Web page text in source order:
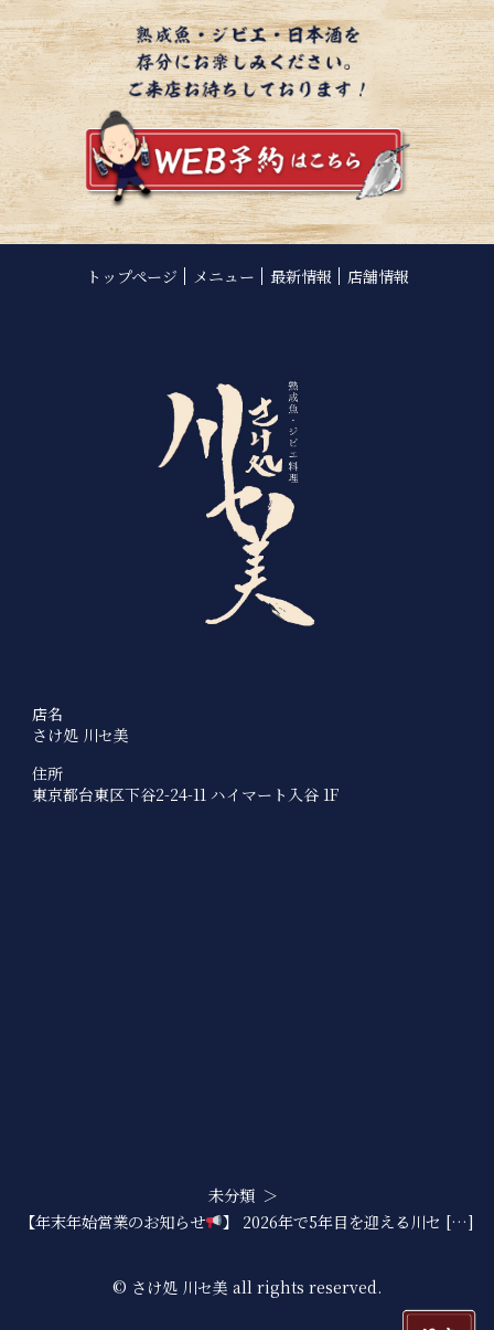
トップページ メニュー 最新情報 店舗情報
店名
さけ処 川セ美
住所
東京都台東区下谷2-24-11 ハイマート入谷 1F
未分類
【年末年始営業のお知らせ
】 2026年で5年目を迎える川セ […]
© さけ処 川セ美 all rights reserved.